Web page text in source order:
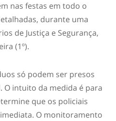
nas festas em todo o
durante uma
de Justiça e Segurança,
(1º).
só podem ser presos
O intuito da medida é para
que os policiais
O monitoramento